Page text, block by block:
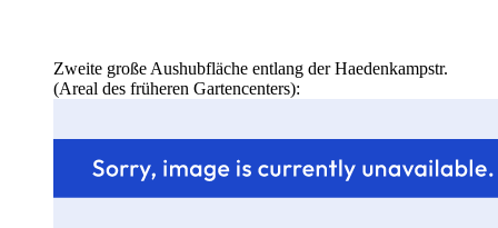
Zweite große Aushubfläche entlang der Haedenkampstr.
(Areal des früheren Gartencenters):